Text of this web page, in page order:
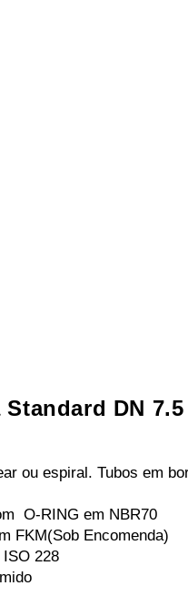
DN 7.5
ou espiral. Tubos em
O-RING em NBR70
FKM(Sob Encomenda)
228